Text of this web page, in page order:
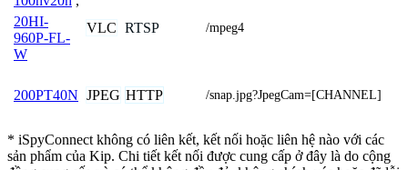
20HI-
960P-FL-
W
VLC RTSP /mpeg4
200PT40N JPEG HTTP /snap.jpg?JpegCam=[CHANNEL]
* iSpyConnect không có liên kết, kết nối hoặc liên hệ nào với các
sản phẩm của Kip. Chi tiết kết nối được cung cấp ở đây là do cộng